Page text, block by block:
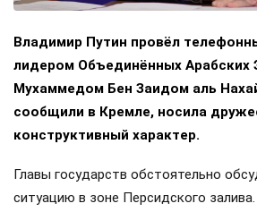
Владимир Путин провёл
лидером Объединённых Арабских
Мухаммедом Бен Заидом аль
сообщили в Кремле, носила
конструктивный характер.
Главы государств обстоятельно
ситуацию в зоне Персидского